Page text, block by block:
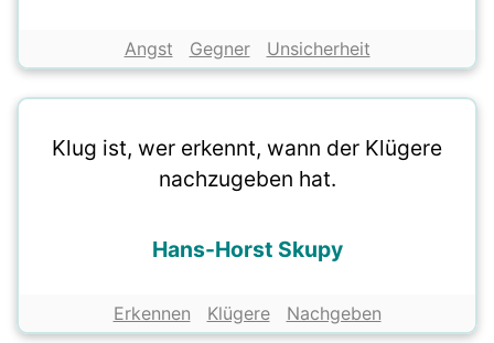
Angst Gegner Unsicherheit
Klug ist, wer erkennt, wann der Klügere
nachzugeben hat.
Hans-Horst Skupy
Erkennen Klügere Nachgeben